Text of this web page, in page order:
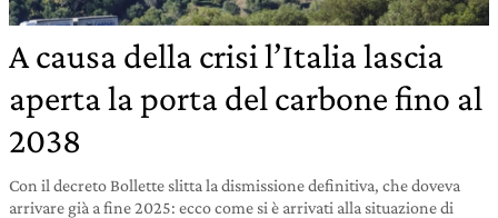
A causa della crisi l’Italia lascia
aperta la porta del carbone fino al
2038
Con il decreto Bollette slitta la dismissione definitiva, che doveva
arrivare già a fine 2025: ecco come si è arrivati alla situazione di